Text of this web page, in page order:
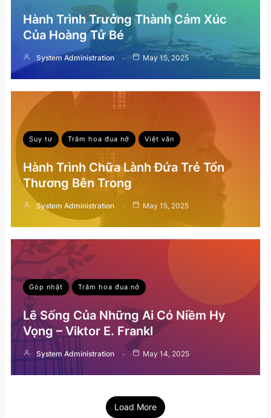
Hành Trình Trưởng Thành Cảm Xúc
Của Hoàng Tử Bé
System Administration May 15, 2025
Suy tư Trăm hoa đua nở Việt văn
Hành Trình Chữa Lành Đứa Trẻ Tổn
Thương Bên Trong
System Administration May 15, 2025
Góp nhặt Trăm hoa đua nở
Lẽ Sống Của Những Ai Có Niềm Hy
Vọng – Viktor E. Frankl
System Administration May 14, 2025
Load More